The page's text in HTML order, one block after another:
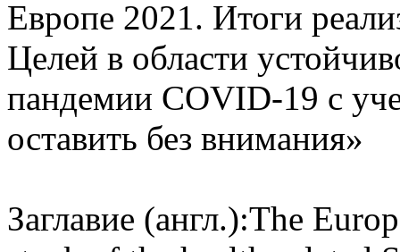
Европе 2021. Итоги
Целей в области
пандемии COVID-19 с
оставить без внимания»
Заглавие (англ.):The